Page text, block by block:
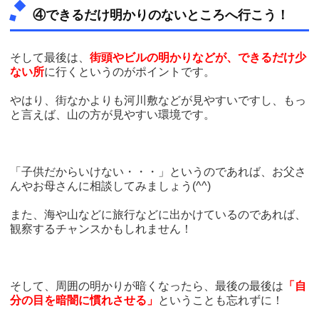
④できるだけ明かりのないところへ行こう！
そして最後は、街頭やビルの明かりなどが、できるだけ少
ない所に行くというのがポイントです。
やはり、街なかよりも河川敷などが見やすいですし、もっ
と言えば、山の方が見やすい環境です。
「子供だからいけない・・・」というのであれば、お父さ
んやお母さんに相談してみましょう(^^)
また、海や山などに旅行などに出かけているのであれば、
観察するチャンスかもしれません！
そして、周囲の明かりが暗くなったら、最後の最後は 「自
分の目を暗闇に慣れさせる」 ということも忘れずに！